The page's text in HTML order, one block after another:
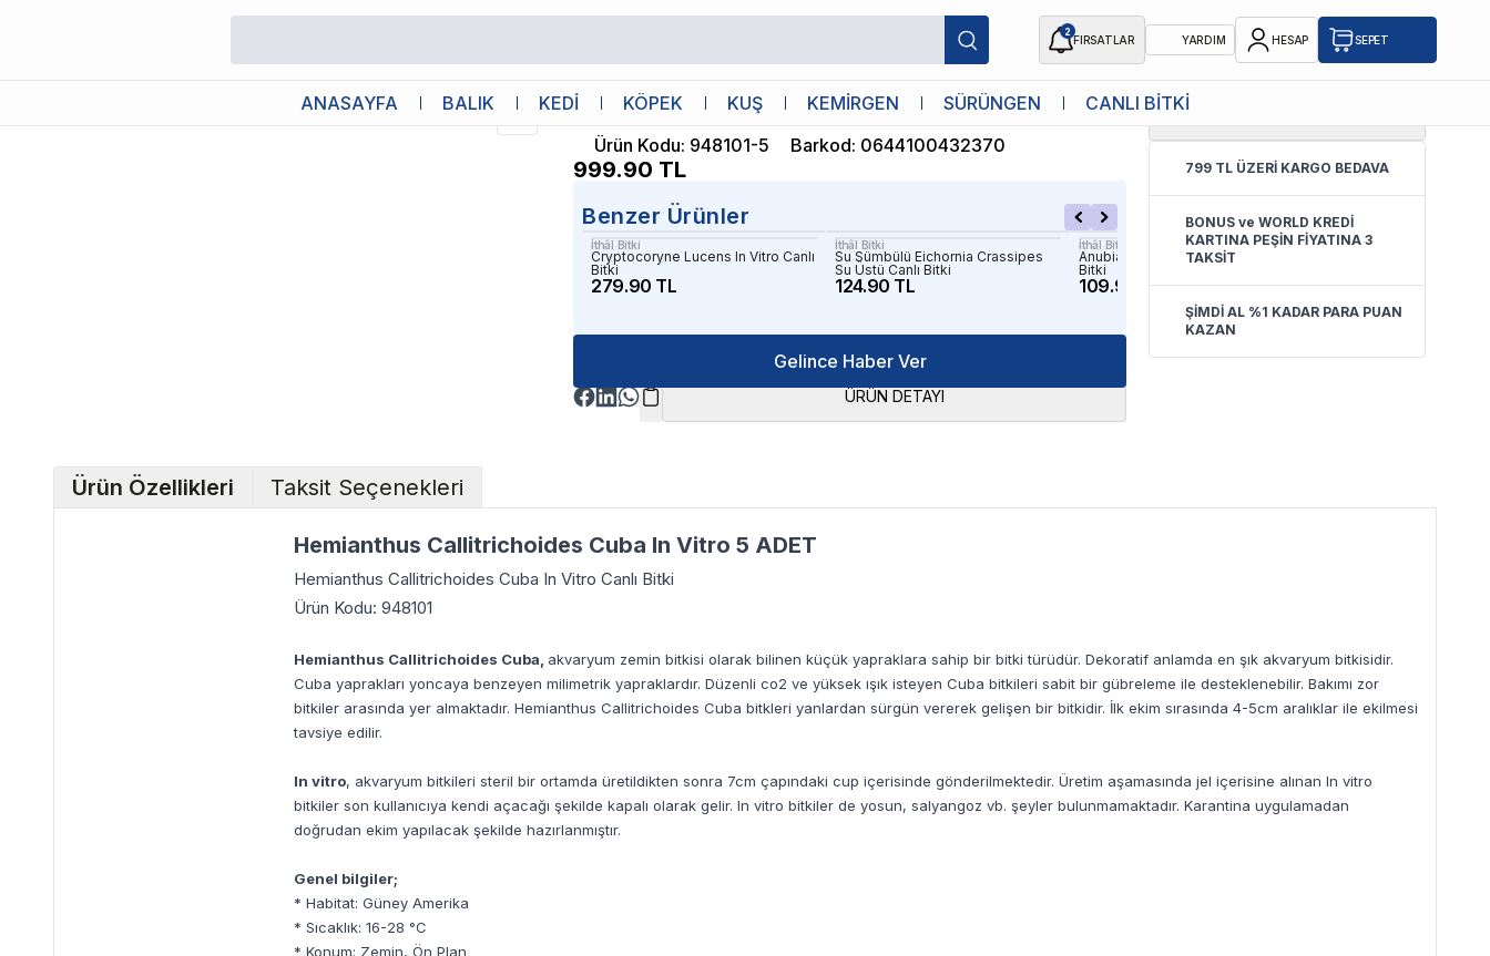
2
FIRSATLAR YARDIM HESAP SEPET
ANASAYFA BALIK KEDİ KÖPEK KUŞ KEMİRGEN SÜRÜNGEN CANLI BİTKİ
İthâl Bitki
Hemianthus Callitrichoides Cuba In Vitro 5 ADET
Ürün Kodu: 948101-5 Barkod: 0644100432370
999.90 TL
Benzer Ürünler
İthâl Bitki
Cryptocoryne Lucens In Vitro Canlı
Bitki
279.90 TL
İthâl Bitki
Su Sümbülü Eichornia Crassipes
Su Üstü Canlı Bitki
124.90 TL
İthâl Bitki
Anubias Nana Bonsai Saksı Canlı
Bitki
109.90 TL
İthâl Bitki
279.90 TL
Gelince Haber Ver
ÜRÜN DETAYI
5.0
799 TL ÜZERİ KARGO BEDAVA
BONUS ve WORLD KREDİ
KARTINA PEŞİN FİYATINA 3
TAKSİT
ŞİMDİ AL %1 KADAR PARA PUAN
KAZAN
Ürün Özellikleri Taksit Seçenekleri
Hemianthus Callitrichoides Cuba In Vitro 5 ADET
Hemianthus Callitrichoides Cuba In Vitro Canlı Bitki
Ürün Kodu: 948101
Hemianthus Callitrichoides Cuba, akvaryum zemin bitkisi olarak bilinen küçük yapraklara sahip bir bitki türüdür. Dekoratif anlamda en şık akvaryum bitkisidir.
Cuba yaprakları yoncaya benzeyen milimetrik yapraklardır. Düzenli co2 ve yüksek ışık isteyen Cuba bitkileri sabit bir gübreleme ile desteklenebilir. Bakımı zor
bitkiler arasında yer almaktadır. Hemianthus Callitrichoides Cuba bitkleri yanlardan sürgün vererek gelişen bir bitkidir. İlk ekim sırasında 4-5cm aralıklar ile ekilmesi
tavsiye edilir.
In vitro, akvaryum bitkileri steril bir ortamda üretildikten sonra 7cm çapındaki cup içerisinde gönderilmektedir. Üretim aşamasında jel içerisine alınan In vitro
bitkiler son kullanıcıya kendi açacağı şekilde kapalı olarak gelir. In vitro bitkiler de yosun, salyangoz vb. şeyler bulunmamaktadır. Karantina uygulamadan
doğrudan ekim yapılacak şekilde hazırlanmıştır.
Genel bilgiler;
* Habitat: Güney Amerika
* Sıcaklık: 16-28 °C
* Konum: Zemin, Ön Plan